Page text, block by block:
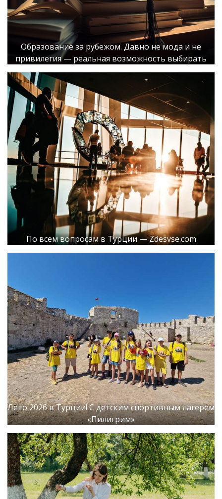
Образование за рубежом. Давно не мода и не
привилегия — реальная возможность выбирать
По всем вопросам в Турции — Zdesvse.com
Лето 2026 в Турции! С детским спортивным лагерем
«Пилигрим»